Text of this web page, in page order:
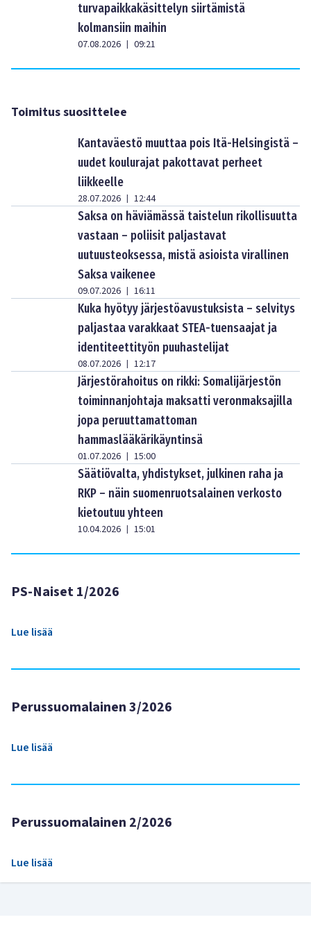
turvapaikkakäsittelyn siirtämistä
kolmansiin maihin
07.08.2026 | 09:21
Toimitus suosittelee
Kantaväestö muuttaa pois Itä-Helsingistä –
uudet koulurajat pakottavat perheet
liikkeelle
28.07.2026 | 12:44
Saksa on häviämässä taistelun rikollisuutta
vastaan – poliisit paljastavat
uutuusteoksessa, mistä asioista virallinen
Saksa vaikenee
09.07.2026 | 16:11
Kuka hyötyy järjestöavustuksista – selvitys
paljastaa varakkaat STEA-tuensaajat ja
identiteettityön puuhastelijat
08.07.2026 | 12:17
Järjestörahoitus on rikki: Somalijärjestön
toiminnanjohtaja maksatti veronmaksajilla
jopa peruuttamattoman
hammaslääkärikäyntinsä
01.07.2026 | 15:00
Säätiövalta, yhdistykset, julkinen raha ja
RKP – näin suomenruotsalainen verkosto
kietoutuu yhteen
10.04.2026 | 15:01
PS-Naiset 1/2026
Lue lisää
Perussuomalainen 3/2026
Lue lisää
Perussuomalainen 2/2026
Lue lisää